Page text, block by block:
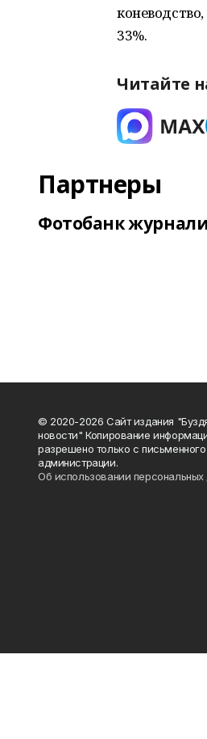
33%.
Читайте
Партнеры
Фотобанк
© 2020-2026 Сайт издания
новости" Копирование
разрешено только с
администрации.
Об использовании персональных